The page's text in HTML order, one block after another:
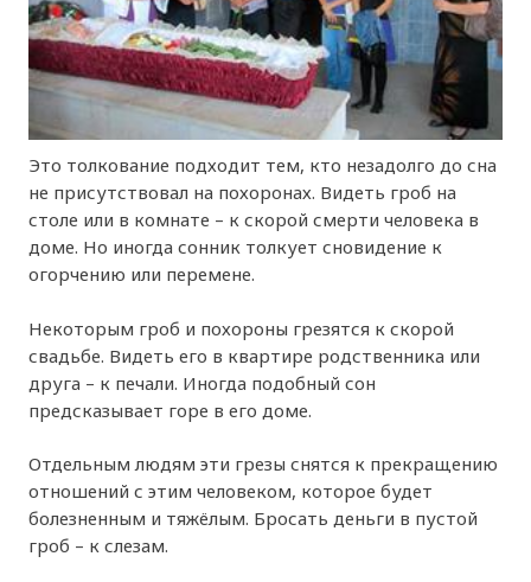
Это толкование подходит тем, кто незадолго до сна
не присутствовал на похоронах. Видеть гроб на
столе или в комнате – к скорой смерти человека в
доме. Но иногда сонник толкует сновидение к
огорчению или перемене.
Некоторым гроб и похороны грезятся к скорой
свадьбе. Видеть его в квартире родственника или
друга – к печали. Иногда подобный сон
предсказывает горе в его доме.
Отдельным людям эти грезы снятся к прекращению
отношений с этим человеком, которое будет
болезненным и тяжёлым. Бросать деньги в пустой
гроб – к слезам.